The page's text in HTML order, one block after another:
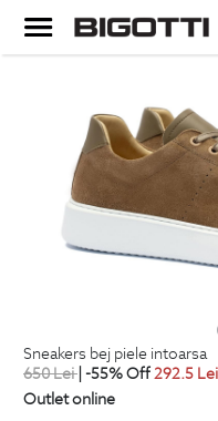
sneakers bej piele intoarsa
650Lei | -55% Off292.5 Lei
Outlet online